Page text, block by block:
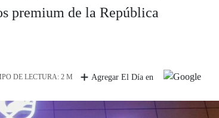
premium de la República
DE LECTURA: 2 M Agregar El Día en